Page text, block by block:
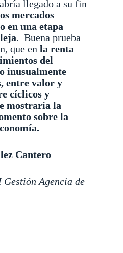
llegado a su fin
mercados
en una etapa
. Buena prueba
que en la renta
del
inusualmente
entre valor y
cíclicos y
mostraría la
sobre la
Cantero
Gestión Agencia de